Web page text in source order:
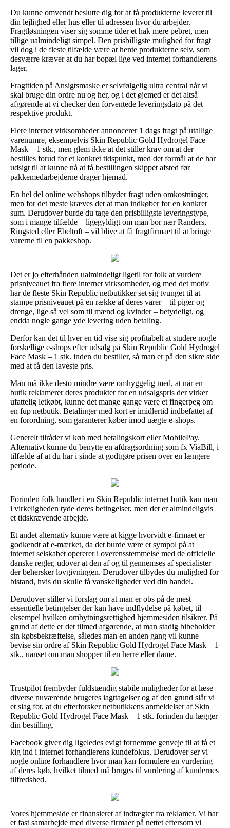
Du kunne omvendt beslutte dig for at få produkterne leveret til
din lejlighed eller hus eller til adressen hvor du arbejder.
Fragtløsningen viser sig somme tider et hak mere pebret, men
tillige ualmindeligt simpel. Den prisbilligste mulighed for fragt
vil dog i de fleste tilfælde være at hente produkterne selv, som
desværre kræver at du har bopæl lige ved internet forhandlerens
lager.
Fragttiden på Ansigtsmaske er selvfølgelig ultra central når vi
skal bruge din ordre nu og her, og i det øjemed er det altså
afgørende at vi checker den forventede leveringsdato på det
respektive produkt.
Flere internet virksomheder annoncerer 1 dags fragt på utallige
varenumre, eksempelvis Skin Republic Gold Hydrogel Face
Mask – 1 stk., men glem ikke at det stiller krav om at der
bestilles forud for et konkret tidspunkt, med det formål at de har
udsigt til at kunne nå at få bestillingen skippet afsted før
pakkemedarbejderne drager hjemad.
En hel del online webshops tilbyder fragt uden omkostninger,
men for det meste kræves det at man indkøber for en konkret
sum. Derudover burde du tage den prisbilligste leveringstype,
som i mange tilfælde – ligegyldigt om man bor nær Randers,
Ringsted eller Ebeltoft – vil blive at få fragtfirmaet til at bringe
varerne til en pakkeshop.
Det er jo efterhånden ualmindeligt ligetil for folk at vurdere
prisniveauet fra flere internet virksomheder, og med det motiv
har de fleste Skin Republic netbutikker set sig tvunget til at
stampe prisniveauet på en række af deres varer – til piger og
drenge, lige så vel som til mænd og kvinder – betydeligt, og
endda nogle gange yde levering uden betaling.
Derfor kan det til hver en tid vise sig profitabelt at studere nogle
forskellige e-shops efter udsalg på Skin Republic Gold Hydrogel
Face Mask – 1 stk. inden du bestiller, så man er på den sikre side
med at få den laveste pris.
Man må ikke desto mindre være omhyggelig med, at når en
butik reklamerer deres produkter for en udsalgspris der virker
ufattelig letkøbt, kunne det mange gange være et fingerpeg om
en fup netbutik. Betalinger med kort er imidlertid indbefattet af
en forordning, som garanterer køber imod uægte e-shops.
Generelt tilråder vi køb med betalingskort eller MobilePay.
Alternativt kunne du benytte en afdragsordning som fx ViaBill, i
tilfælde af at du har i sinde at godtgøre prisen over en længere
periode.
Forinden folk handler i en Skin Republic internet butik kan man
i virkeligheden tyde deres betingelser, men det er almindeligvis
et tidskrævende arbejde.
Et andet alternativ kunne være at kigge hvorvidt e-firmaet er
godkendt af e-mærket, da det burde være et sympol på at
internet selskabet opererer i overensstemmelse med de officielle
danske regler, udover at den af og til gennemses af specialister
der behersker lovgivningen. Derudover tilbydes du mulighed for
bistand, hvis du skulle få vanskeligheder ved din handel.
Derudover stiller vi forslag om at man er obs på de mest
essentielle betingelser der kan have indflydelse på købet, til
eksempel hvilken ombytningsrettighed hjemmesiden tilsikrer. På
grund af dette er det tilmed afgørende, at man stadig bibeholder
sin købsbekræftelse, således man en anden gang vil kunne
bevise sin ordre af Skin Republic Gold Hydrogel Face Mask – 1
stk., uanset om man shopper til en herre eller dame.
Trustpilot frembyder fuldstændig stabile muligheder for at læse
diverse nuværende brugeres iagttagelser og af den grund slår vi
et slag for, at du efterforsker netbutikkens anmeldelser af Skin
Republic Gold Hydrogel Face Mask – 1 stk. forinden du lægger
din bestilling.
Facebook giver dig ligeledes evigt fornemme genveje til at få et
kig ind i internet forhandlerens kundefokus. Derudover ser vi
nogle online forhandlere hvor man kan formulere en vurdering
af deres køb, hvilket tilmed må bruges til vurdering af kundernes
tilfredshed.
Vores hjemmeside er finansieret af indtægter fra reklamer. Vi har
et fast samarbejde med diverse firmaer på nettet eftersom vi